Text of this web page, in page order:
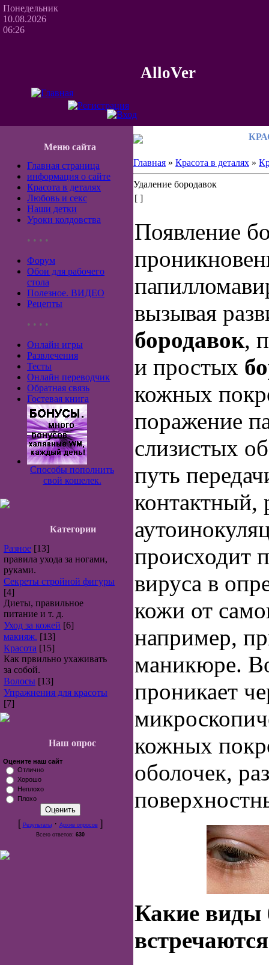
Понедельник
10.08.2026
06:26
AlloVer
Меню сайта
Главная страница
информация о сайте
Красота в деталях
Любовь и секс
Наши детки
Уроки колдовства
• • • •
Форум
Обои для рабочего
стола
Полезное. ВИДЕО
Рецепты
• • • •
Онлайн игры
Развлечения
Тесты
Онлайн переводчик
Обратная связь
Гостевая книга
Способы пополнить
свой кошелек.
Категории
Разное [13]
правила ухода за ногами,
руками.
Секреты стройной фигуры
[4]
Диеты, правильное
питание и т. д.
Уход за кожей [6]
макияж. [13]
Красота [15]
Как првильно ухаживать
за собой.
Волосы [13]
Упражнения для красоты
[7]
Наш опрос
Оцените наш сайт
Отлично
Хорошо
Неплохо
Плохо
[ Результаты· Архив опросов]
Всего ответов: 630
Главная » Красота в деталях »
Удаление бородавок
[ ]
Появление
вызывая
бородавок,
и простых
кожных
поражение
слизистых
путь
контактный,
происходит
вируса в
кожи от
например,
маникюре.
проникает
кожных
оболочек,
Какие виды